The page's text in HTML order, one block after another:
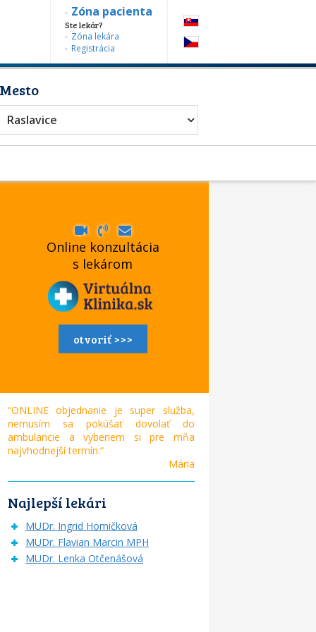
Zóna pacienta
Ste lekár?
Zóna lekára
Registrácia
Mesto
Raslavice
Online konzultácia
s lekárom
otvoriť >>>
“ONLINE objednanie je super služba,
nemusím sa pokúšať dovolať do
ambulancie a vyberiem si pre mňa
najvhodnejší termín.“
Mária
Najlepší lekári
MUDr. Ingrid Homičková
MUDr. Flavian Marcin MPH
MUDr. Lenka Otčenášová